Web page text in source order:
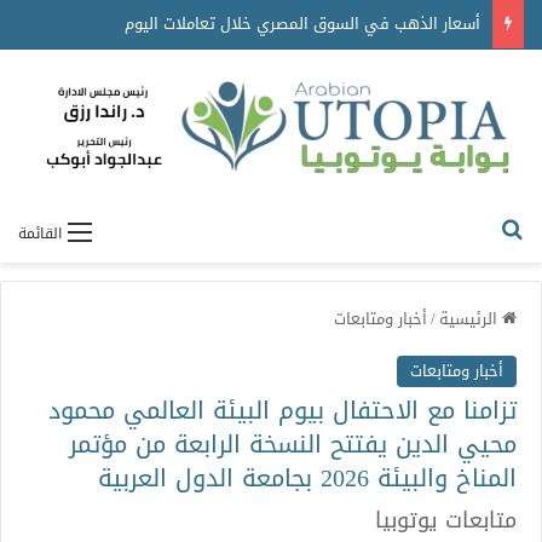
القائمة
الرئيسية/أخبار ومتابعات
أخبار ومتابعات
تزامنا مع الاحتفال بيوم البيئة العالمي محمود
محيي الدين يفتتح النسخة الرابعة من مؤتمر
المناخ والبيئة 2026 بجامعة الدول العربية
متابعات يوتوبيا